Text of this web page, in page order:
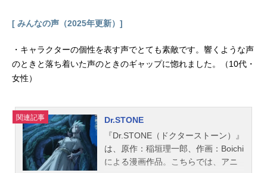
[ みんなの声（2025年更新）]
・キャラクターの個性を表す声でとても素敵です。響くような声
のときと落ち着いた声のときのギャップに惚れました。（10代・
女性）
関連記事
Dr.STONE
『Dr.STONE（ドクターストーン）』
は、原作：稲垣理一郎、作画：Boichi
による漫画作品。こちらでは、アニ